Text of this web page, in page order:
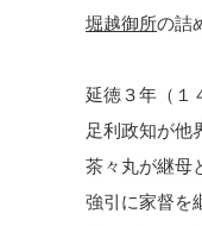
堀越御所の詰
延徳３年（１
足利政知が他
茶々丸が継母
強引に家督を